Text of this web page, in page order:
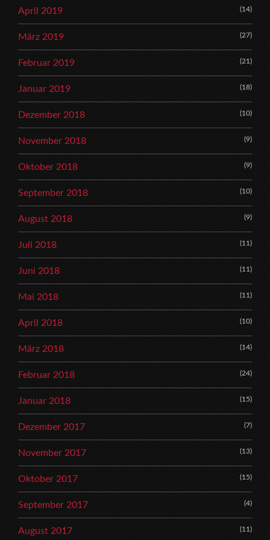
April 2019 (14)
März 2019 (27)
Februar 2019 (21)
Januar 2019 (18)
Dezember 2018 (10)
November 2018 (9)
Oktober 2018 (9)
September 2018 (10)
August 2018 (9)
Juli 2018 (11)
Juni 2018 (11)
Mai 2018 (11)
April 2018 (10)
März 2018 (14)
Februar 2018 (24)
Januar 2018 (15)
Dezember 2017 (7)
November 2017 (13)
Oktober 2017 (15)
September 2017 (4)
August 2017 (11)